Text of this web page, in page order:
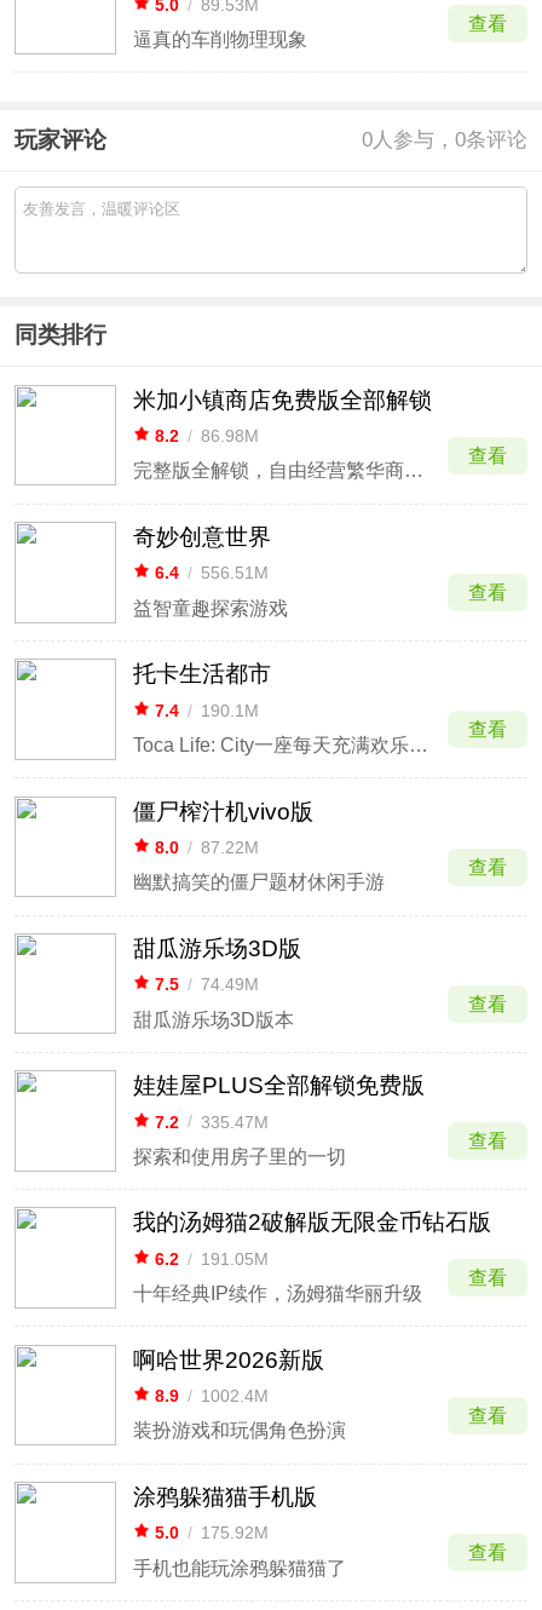
5.0 / 89.53M
逼真的车削物理现象
查看
玩家评论 0人参与，0条评论
同类排行
米加小镇商店免费版全部解锁
8.2 / 86.98M
完整版全解锁，自由经营繁华商业街区。
查看
奇妙创意世界
6.4 / 556.51M
益智童趣探索游戏
查看
托卡生活都市
7.4 / 190.1M
Toca Life: City一座每天充满欢乐的城市
查看
僵尸榨汁机vivo版
8.0 / 87.22M
幽默搞笑的僵尸题材休闲手游
查看
甜瓜游乐场3D版
7.5 / 74.49M
甜瓜游乐场3D版本
查看
娃娃屋PLUS全部解锁免费版
7.2 / 335.47M
探索和使用房子里的一切
查看
我的汤姆猫2破解版无限金币钻石版
6.2 / 191.05M
十年经典IP续作，汤姆猫华丽升级
查看
啊哈世界2026新版
8.9 / 1002.4M
装扮游戏和玩偶角色扮演
查看
涂鸦躲猫猫手机版
5.0 / 175.92M
手机也能玩涂鸦躲猫猫了
查看